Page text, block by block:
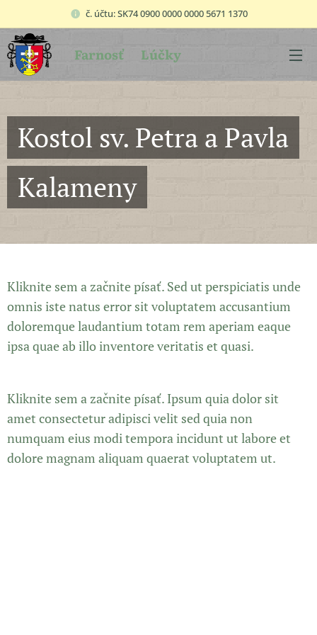
č. účtu: SK74 0900 0000 0000 5671 1370
Farnosť Lúčky
Kostol sv. Petra a Pavla
Kalameny
Kliknite sem a začnite písať. Sed ut perspiciatis unde
omnis iste natus error sit voluptatem accusantium
doloremque laudantium totam rem aperiam eaque
ipsa quae ab illo inventore veritatis et quasi.
Kliknite sem a začnite písať. Ipsum quia dolor sit
amet consectetur adipisci velit sed quia non
numquam eius modi tempora incidunt ut labore et
dolore magnam aliquam quaerat voluptatem ut.